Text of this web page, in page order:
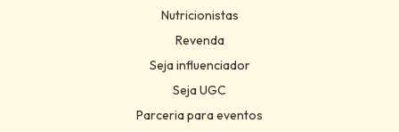
Nutricionistas
Revenda
Seja influenciador
Seja UGC
Parceria para eventos